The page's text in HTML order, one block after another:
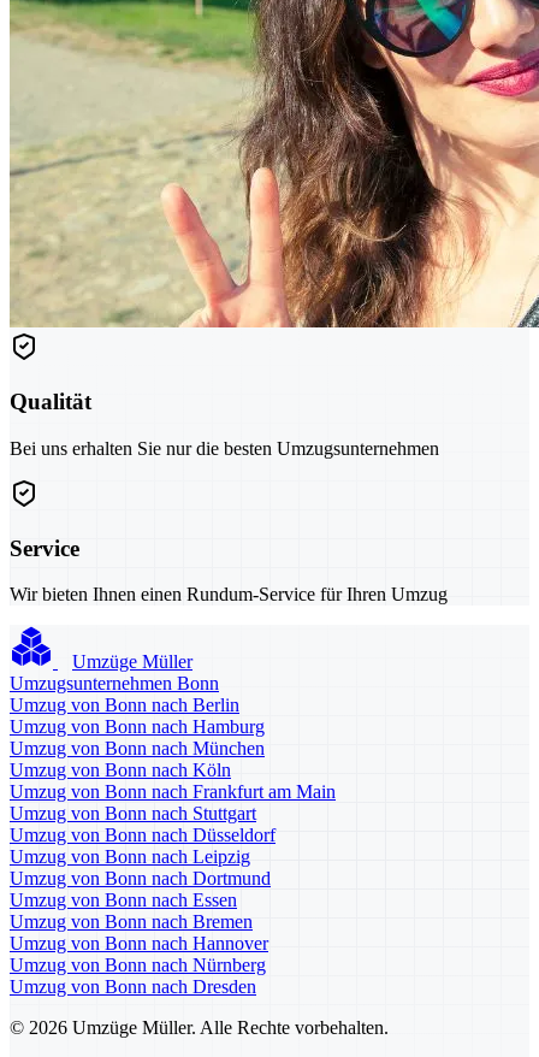
Qualität
Bei uns erhalten Sie nur die besten Umzugsunternehmen
Service
Wir bieten Ihnen einen Rundum-Service für Ihren Umzug
Umzüge Müller
Umzugsunternehmen Bonn
Umzug von Bonn nach Berlin
Umzug von Bonn nach Hamburg
Umzug von Bonn nach München
Umzug von Bonn nach Köln
Umzug von Bonn nach Frankfurt am Main
Umzug von Bonn nach Stuttgart
Umzug von Bonn nach Düsseldorf
Umzug von Bonn nach Leipzig
Umzug von Bonn nach Dortmund
Umzug von Bonn nach Essen
Umzug von Bonn nach Bremen
Umzug von Bonn nach Hannover
Umzug von Bonn nach Nürnberg
Umzug von Bonn nach Dresden
© 2026 Umzüge Müller. Alle Rechte vorbehalten.